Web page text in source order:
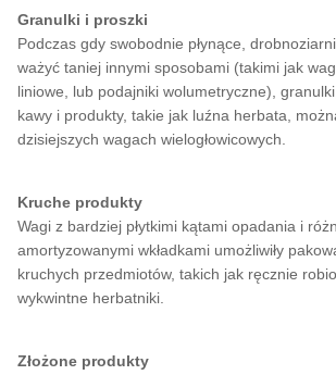
Granulki i proszki
Podczas gdy swobodnie płynące,
ważyć taniej innymi sposobami (takimi jak
liniowe, lub podajniki wolumetryczne),
kawy i produkty, takie jak luźna herbata,
dzisiejszych wagach wielogłowicowych.
Kruche produkty
Wagi z bardziej płytkimi kątami opadania i
amortyzowanymi wkładkami umożliwiły
kruchych przedmiotów, takich jak ręcznie
wykwintne herbatniki.
Złożone produkty